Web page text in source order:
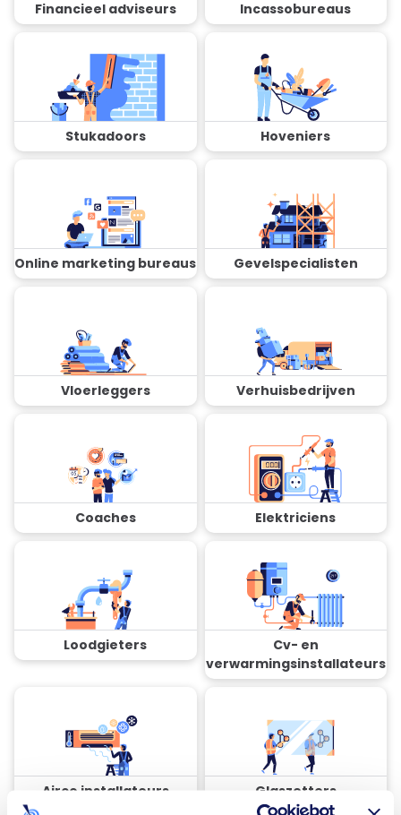
Financieel adviseurs Incassobureaus
Stukadoors Hoveniers
Online marketing bureaus Gevelspecialisten
Vloerleggers Verhuisbedrijven
Coaches Elektriciens
Loodgieters
Cv- en
verwarmingsinstallateurs
Airco installateurs Glaszetters